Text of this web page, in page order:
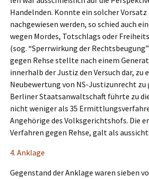
Handeln­den. Konnte ein solcher
nachge­wie­sen werden, so schied auch
wegen Mordes, Totschlags oder
(sog. “Sperr­wir­kung der
gegen Rehse stell­te nach einem
inner­halb der Justiz den Versuch dar, zu
Neube­wer­tung von NS-Justiz­un­recht zu
Berli­ner Staats­an­walt­schaft führte zu
nicht weniger als 35
Angehö­ri­ge des Volks­ge­richts­hofs. Die
Verfah­ren gegen Rehse, galt als
4. Ankla­ge
Gegen­stand der Ankla­ge waren sieben